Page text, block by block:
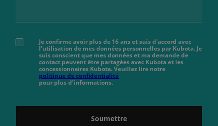
Je confirme avoir plus de 16 ans et suis d'accord avec
l'utilisation de mes données personnelles par Kubota. Je
suis conscient que mes données et ma demande de
contact peuvent être partagées avec Kubota et les
concessionnaires Kubota. Veuillez lire notre
politique de confidentialité
pour plus d'informations.
Soumettre